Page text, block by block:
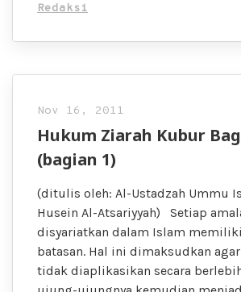
Redaksi
Nov 16, 2011
Hukum Ziarah Kubur
(bagian 1)
(ditulis oleh: Al-Ustadzah Ummu
Husein Al-Atsariyyah) Setiap
disyariatkan dalam Islam
batasan. Hal ini dimaksudkan
tidak diaplikasikan secara